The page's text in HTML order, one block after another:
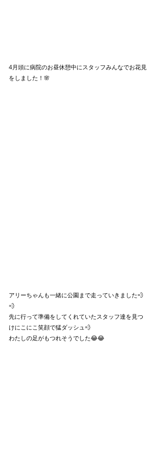
4月頭に病院のお昼休憩中にスタッフみんなでお花見
をしました！🌸
アリーちゃんも一緒に公園まで走っていきました💨
💨
先に行って準備をしてくれていたスタッフ達を見つ
けにこにこ笑顔で猛ダッシュ💨
わたしの足がもつれそうでした😂😂